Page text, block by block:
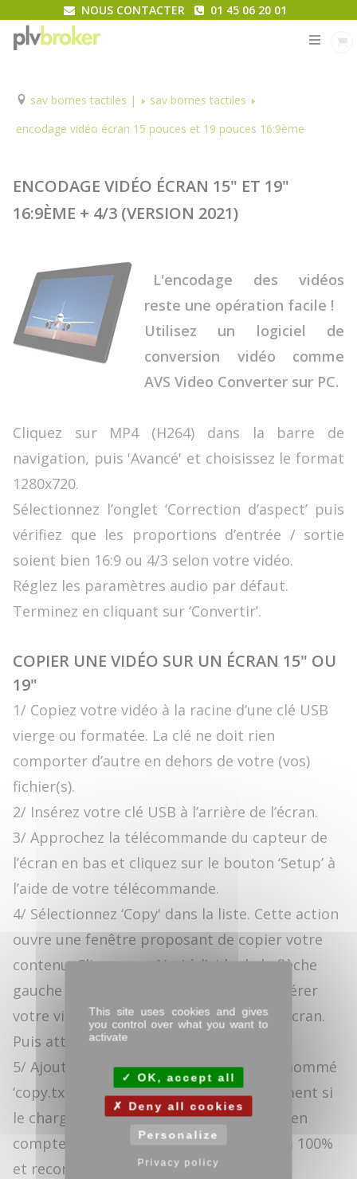
sav bornes tactiles |
sav bornes tactiles
encodage vidéo écran 15 pouces et 19 pouces 16:9ème
NOUS CONTACTER 01 45 06 20 01
ENCODAGE VIDÉO ÉCRAN 15" ET 19"
16:9ÈME + 4/3 (VERSION 2021)
L'encodage des vidéos
reste une opération facile !
Utilisez un logiciel de
conversion vidéo comme
AVS Video Converter sur PC.
Cliquez sur MP4 (H264) dans la barre de
navigation, puis 'Avancé' et choisissez le format
1280x720.
Sélectionnez l’onglet ‘Correction d’aspect’ puis
vérifiez que les proportions d’entrée / sortie
soient bien 16:9 ou 4/3 selon votre vidéo.
Réglez les paramètres audio par défaut.
Terminez en cliquant sur ‘Convertir’.
COPIER UNE VIDÉO SUR UN ÉCRAN 15" OU
19"
1/ Copiez votre vidéo à la racine d’une clé USB
vierge ou formatée. La clé ne doit rien
comporter d’autre en dehors de votre (vos)
fichier(s).
2/ Insérez votre clé USB à l’arrière de l’écran.
3/ Approchez la télécommande du capteur de
l’écran en bas et cliquez sur le bouton ‘Setup’ à
l’aide de votre télécommande.
4/ Sélectionnez ‘Copy' dans la liste. Cette action
ouvre une fenêtre proposant de copier votre
contenu. Cliquez sur ‘Yes' à l’aide de la flèche
gauche de la télécommande pour transférer
votre vidéo sur la mémoire interne de l’écran.
Puis attendez la fin du décompte.
5/ Ajoutez sur la clé USB un fichier vide nommé
‘copy.txt' (sans les guillements), uniquement si
le chargement de la vidéo n'est pas pris en
compte et que le loading n'aboutit pas à 100%
et recommencez l'opération.
This site uses cookies and gives
you control over what you want to
activate
OK, accept all
Deny all cookies
Personalize
Privacy policy